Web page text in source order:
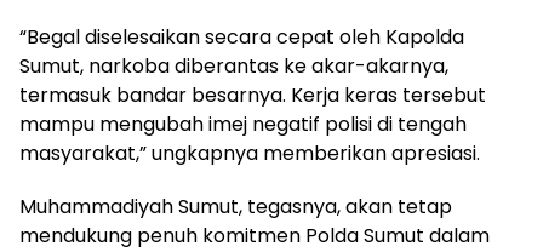
“Begal diselesaikan secara cepat oleh Kapolda
Sumut, narkoba diberantas ke akar-akarnya,
termasuk bandar besarnya. Kerja keras tersebut
mampu mengubah imej negatif polisi di tengah
masyarakat,” ungkapnya memberikan apresiasi.
Muhammadiyah Sumut, tegasnya, akan tetap
mendukung penuh komitmen Polda Sumut dalam